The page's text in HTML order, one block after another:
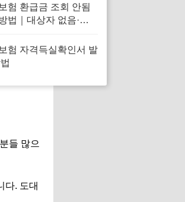
들 많으
다. 도대
험 환급금 조회 안됨
법｜대상자 없음·신
험 자격득실확인서 발